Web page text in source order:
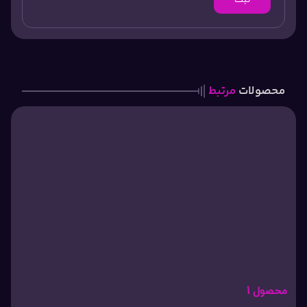
محصولات مرتبط
محصول 1